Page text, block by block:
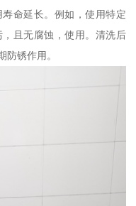
命延长。例如，使用特定
且无腐蚀，使用。清洗后
防锈作用。